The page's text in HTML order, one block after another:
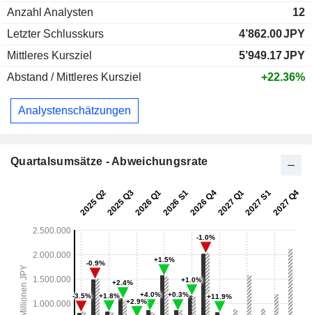
Anzahl Analysten
12
Letzter Schlusskurs
4’862.00JPY
Mittleres Kursziel
5’949.17JPY
Abstand / Mittleres Kursziel
+22.36%
Analystenschätzungen
Quartalsumsätze - Abweichungsrate